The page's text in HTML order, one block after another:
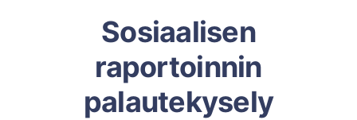
Sosiaalisen
raportoinnin
palautekysely